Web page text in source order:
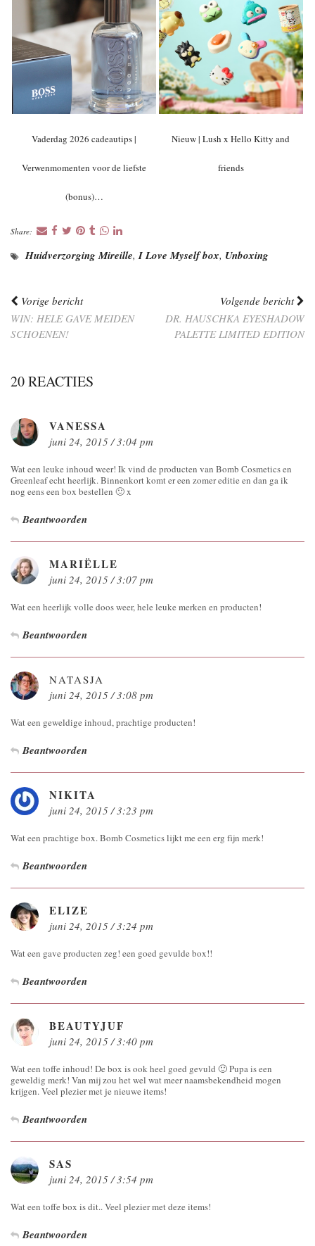
Vaderdag 2026 cadeautips |
Verwenmomenten voor de liefste
(bonus)…
Nieuw | Lush x Hello Kitty and
friends
Share:
Huidverzorging Mireille,I Love Myself box, Unboxing
Vorige bericht
WIN: HELE GAVE MEIDEN
SCHOENEN!
Volgende bericht
DR. HAUSCHKA EYESHADOW
PALETTE LIMITED EDITION
20 REACTIES
VANESSA
juni 24, 2015 / 3:04 pm
Wat een leuke inhoud weer! Ik vind de producten van Bomb Cosmetics en
Greenleaf echt heerlijk. Binnenkort komt er een zomer editie en dan ga ik
nog eens een box bestellen 🙂 x
Beantwoorden
MARIËLLE
juni 24, 2015 / 3:07 pm
Wat een heerlijk volle doos weer, hele leuke merken en producten!
Beantwoorden
NATASJA
juni 24, 2015 / 3:08 pm
Wat een geweldige inhoud, prachtige producten!
Beantwoorden
NIKITA
juni 24, 2015 / 3:23 pm
Wat een prachtige box. Bomb Cosmetics lijkt me een erg fijn merk!
Beantwoorden
ELIZE
juni 24, 2015 / 3:24 pm
Wat een gave producten zeg! een goed gevulde box!!
Beantwoorden
BEAUTYJUF
juni 24, 2015 / 3:40 pm
Wat een toffe inhoud! De box is ook heel goed gevuld 🙂 Pupa is een
geweldig merk! Van mij zou het wel wat meer naamsbekendheid mogen
krijgen. Veel plezier met je nieuwe items!
Beantwoorden
SAS
juni 24, 2015 / 3:54 pm
Wat een toffe box is dit.. Veel plezier met deze items!
Beantwoorden